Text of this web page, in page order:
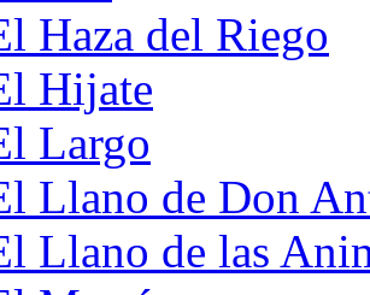
Haza del Riego
Hijate
Largo
Llano de Don
Llano de las